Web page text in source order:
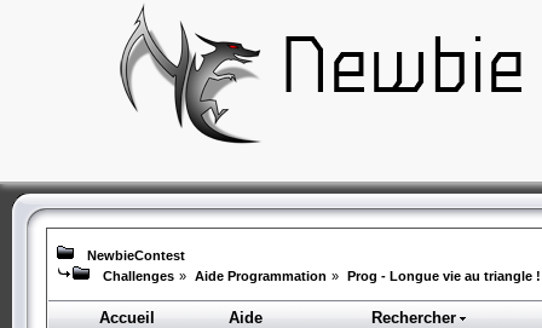
NewbieContest
Challenges » Aide Programmation » Prog - Longue vie au triangle !
Accueil Aide Rechercher